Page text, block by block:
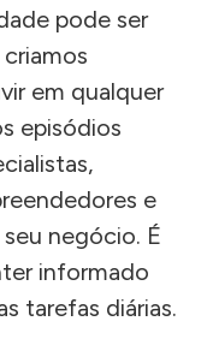
pode ser
em qualquer
episódios
e
negócio. É
informado
tarefas diárias.